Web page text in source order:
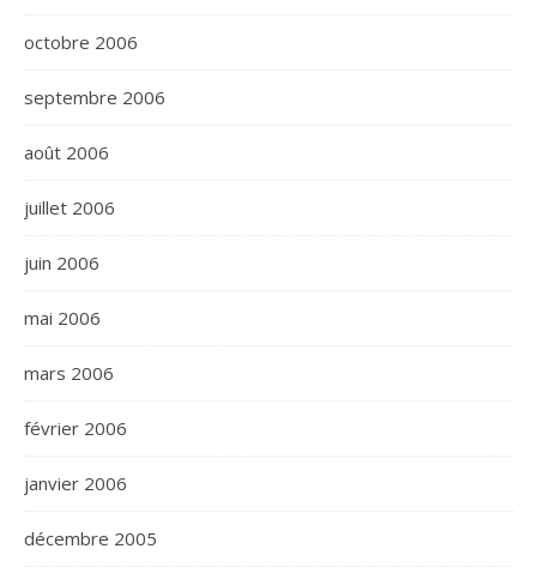
octobre 2006
septembre 2006
août 2006
juillet 2006
juin 2006
mai 2006
mars 2006
février 2006
janvier 2006
décembre 2005